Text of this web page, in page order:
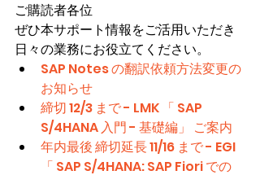
ご購読者各位
ぜひ本サポート情報をご活用いただき
日々の業務にお役立てください。
SAP Notes の翻訳依頼方法変更の
お知らせ
締切 12/3 まで - LMK 「 SAP
S/4HANA 入門 - 基礎編」 ご案内
年内最後 締切延長 11/16 まで - EGI
「 SAP S/4HANA: SAP Fiori での